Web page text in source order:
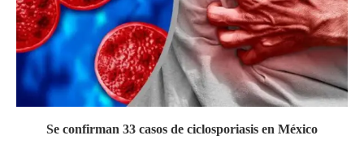
Se confirman 33 casos de ciclosporiasis en México